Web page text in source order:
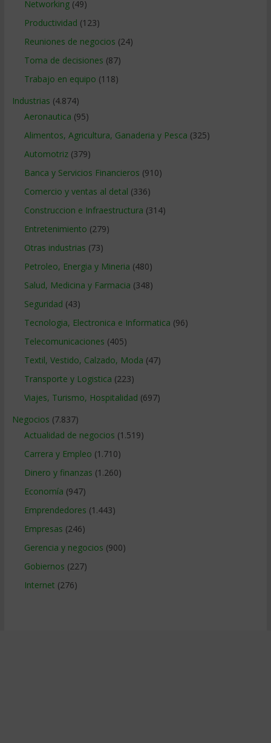
Networking(49)
Productividad (123)
Reuniones de negocios (24)
Toma de decisiones (87)
Trabajo en equipo (118)
Industrias (4.874)
Aeronautica (95)
Alimentos, Agricultura, Ganaderia y Pesca (325)
Automotriz(379)
Banca y Servicios Financieros (910)
Comercio y ventas al detal (336)
Construccion e Infraestructura (314)
Entretenimiento (279)
Otras industrias (73)
Petroleo, Energia y Mineria (480)
Salud, Medicina y Farmacia (348)
Seguridad (43)
Tecnologia, Electronica e Informatica (96)
Telecomunicaciones (405)
Textil, Vestido, Calzado, Moda (47)
Transporte y Logistica (223)
Viajes, Turismo, Hospitalidad (697)
Negocios (7.837)
Actualidad de negocios (1.519)
Carrera y Empleo (1.710)
Dinero y finanzas (1.260)
Economía (947)
Emprendedores (1.443)
Empresas (246)
Gerencia y negocios (900)
Gobiernos (227)
Internet (276)